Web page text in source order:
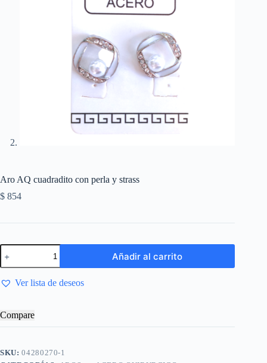
Aro AQ cuadradito con perla y strass
$ 854
Añadir al carrito
Ver lista de deseos
Compare
SKU:04280270-1